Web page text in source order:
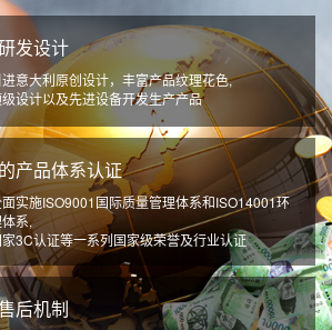
发设计
意大利原创设计，丰富产品纹理花色,
设计以及先进设备开发生产产品
产品体系认证
实施ISO9001国际质量管理体系和ISO14001环
系,
3C认证等一系列国家级荣誉及行业认证
后机制